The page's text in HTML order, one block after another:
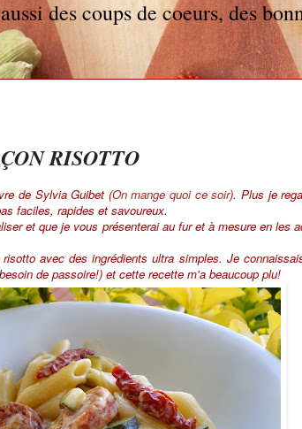
des coups de coeurs, des
RISOTTO
de Sylvia Guibet (On mange quoi ce soir). Plus je
faciles, rapides et savoureux.
et que je vous présenterai au fur et à mesure en les
avec des ingrédients ultra simples. Je
de passoire!) et cette recette m'a beaucoup plu!